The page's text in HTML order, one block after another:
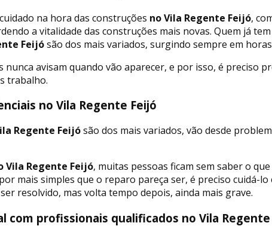
na hora das construções no Vila Regente Feijó,
a vitalidade das construções mais novas. Quem já
Feijósão dos mais variados, surgindo sempre em
nunca avisam quando vão aparecer, e por isso, é
trabalho.
no Vila Regente Feijó
Regente Feijósão dos mais variados, vão desde
Vila Regente Feijó, muitas pessoas ficam sem saber o
mais simples que o reparo pareça ser, é preciso cuidá-
resolvido, mas volta tempo depois, ainda mais grave.
com profissionais qualificados no Vila Regente